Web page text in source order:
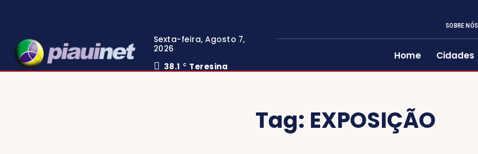
Sexta-feira, Agosto 7,
2026
38.1
C Teresina
SOBRE NÓS
Home Cidades
Tag: EXPOSIÇÃO